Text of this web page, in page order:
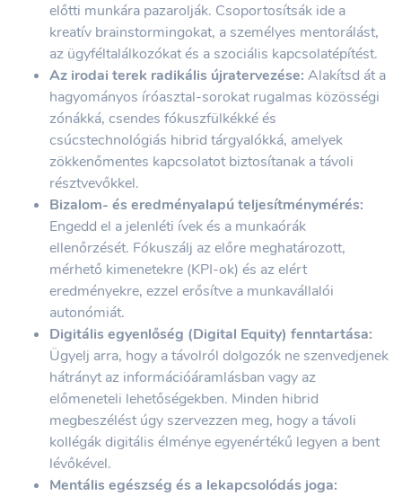
előtti munkára pazarolják. Csoportosítsák ide a
kreatív brainstormingokat, a személyes mentorálást,
az ügyféltalálkozókat és a szociális kapcsolatépítést.
Az irodai terek radikális újratervezése: Alakítsd át a
hagyományos íróasztal-sorokat rugalmas közösségi
zónákká, csendes fókuszfülkékké és
csúcstechnológiás hibrid tárgyalókká, amelyek
zökkenőmentes kapcsolatot biztosítanak a távoli
résztvevőkkel.
Bizalom- és eredményalapú teljesítménymérés:
Engedd el a jelenléti ívek és a munkaórák
ellenőrzését. Fókuszálj az előre meghatározott,
mérhető kimenetekre (KPI-ok) és az elért
eredményekre, ezzel erősítve a munkavállalói
autonómiát.
Digitális egyenlőség (Digital Equity) fenntartása:
Ügyelj arra, hogy a távolról dolgozók ne szenvedjenek
hátrányt az információáramlásban vagy az
előmeneteli lehetőségekben. Minden hibrid
megbeszélést úgy szervezzen meg, hogy a távoli
kollégák digitális élménye egyenértékű legyen a bent
lévőkével.
Mentális egészség és a lekapcsolódás joga: